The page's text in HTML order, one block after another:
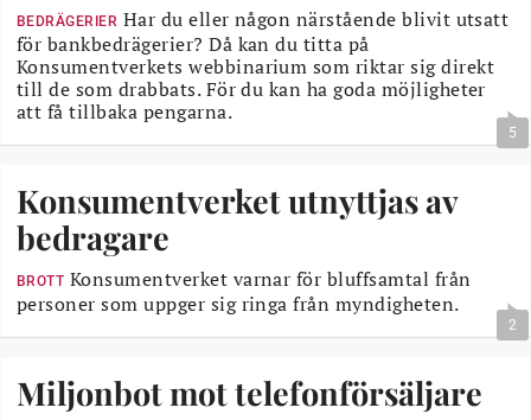
BEDRÄGERIER Har du eller någon närstående blivit utsatt
för bankbedrägerier? Då kan du titta på
Konsumentverkets webbinarium som riktar sig direkt
till de som drabbats. För du kan ha goda möjligheter
att få tillbaka pengarna.
5
Konsumentverket utnyttjas av
bedragare
BROTT Konsumentverket varnar för bluffsamtal från
personer som uppger sig ringa från myndigheten.
2
Miljonbot mot telefonförsäljare